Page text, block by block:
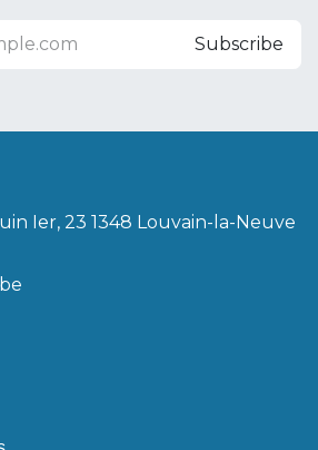
Subscribe
Ier, 23 1348 Louvain-la-Neuve